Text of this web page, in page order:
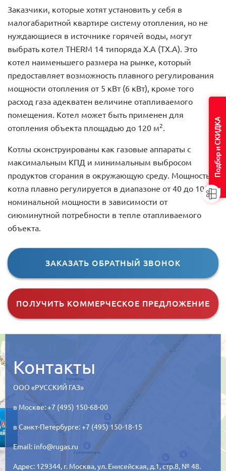
Заказчики, которые хотят установить у себя в
малогабаритной квартире систему отопления, но не
нуждающиеся в источнике горячей воды, могут
выбрать котел THERM 14 типоряда X.A (TX.A). Это
котел наименьшего размера на рынке, который
предоставляет возможность плавного регулирования
мощности отопления от 5 кВт (6 кВт), кроме того
расход газа адекватен величине отапливаемого
помещения. Котел может быть применен для
отопления объекта площадью до 120 м2.
Котлы сконструированы как газовые аппараты с
максимальным КПД и минимальным выбросом
продуктов сгорания в окружающую среду. Мощность
котла плавно регулируется в диапазоне от 40 до 100 %
номинальной мощности в зависимости от
сиюминутной потребности в тепле отапливаемого
объекта.
ЗАКАЗАТЬ ОБРАТНЫЙ ЗВОНОК
ПОЛУЧИТЬ КОММЕРЧЕСКОЕ ПРЕДЛОЖЕНИЕ
Контакты
ООО «РУССКИЙ ГАЗ»
в Москве: +7 (495) 150-68-00
в Санкт-Петербурге: +7 (495) 150-18-15
Email: info@rugas.ru
Адрес: 129344, г. Москва,ул. Енисейская, д.1, стр.8, № 48.
Подбор и СКИДКА